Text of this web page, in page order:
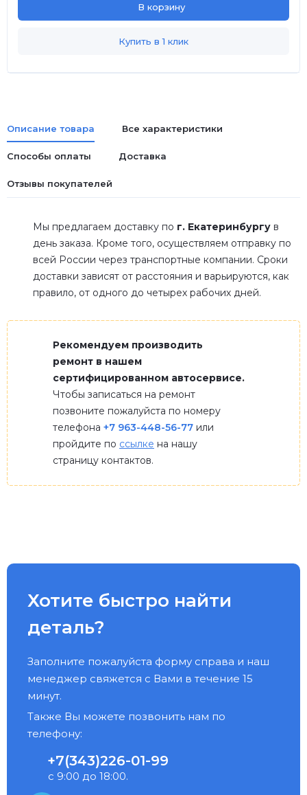
В корзину
Купить в 1 клик
Описание товара Все характеристики
Способы оплаты Доставка
Отзывы покупателей
Мы предлагаем доставку по г. Екатеринбургу в
день заказа. Кроме того, осуществляем отправку по
всей России через транспортные компании. Сроки
доставки зависят от расстояния и варьируются, как
правило, от одного до четырех рабочих дней.
Рекомендуем производить
ремонт в нашем
сертифицированном автосервисе.
Чтобы записаться на ремонт
позвоните пожалуйста по номеру
телефона +7 963-448-56-77 или
пройдите по ссылке на нашу
страницу контактов.
Хотите быстро найти
деталь?
Заполните пожалуйста форму справа и наш
менеджер свяжется с Вами в течение 15
минут.
Также Вы можете позвонить нам по
телефону:
+7(343)226-01-99
с 9:00 до 18:00.